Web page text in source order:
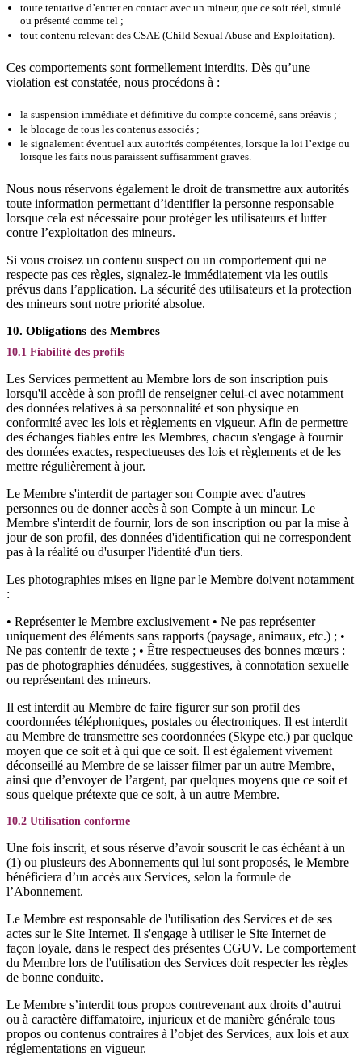
toute tentative d’entrer en contact avec un mineur, que ce soit réel, simulé
ou présenté comme tel ;
tout contenu relevant des CSAE (Child Sexual Abuse and Exploitation).
Ces comportements sont formellement interdits. Dès qu’une
violation est constatée, nous procédons à :
la suspension immédiate et définitive du compte concerné, sans préavis ;
le blocage de tous les contenus associés ;
le signalement éventuel aux autorités compétentes, lorsque la loi l’exige ou
lorsque les faits nous paraissent suffisamment graves.
Nous nous réservons également le droit de transmettre aux autorités
toute information permettant d’identifier la personne responsable
lorsque cela est nécessaire pour protéger les utilisateurs et lutter
contre l’exploitation des mineurs.
Si vous croisez un contenu suspect ou un comportement qui ne
respecte pas ces règles, signalez-le immédiatement via les outils
prévus dans l’application. La sécurité des utilisateurs et la protection
des mineurs sont notre priorité absolue.
10. Obligations des Membres
10.1 Fiabilité des profils
Les Services permettent au Membre lors de son inscription puis
lorsqu'il accède à son profil de renseigner celui-ci avec notamment
des données relatives à sa personnalité et son physique en
conformité avec les lois et règlements en vigueur. Afin de permettre
des échanges fiables entre les Membres, chacun s'engage à fournir
des données exactes, respectueuses des lois et règlements et de les
mettre régulièrement à jour.
Le Membre s'interdit de partager son Compte avec d'autres
personnes ou de donner accès à son Compte à un mineur. Le
Membre s'interdit de fournir, lors de son inscription ou par la mise à
jour de son profil, des données d'identification qui ne correspondent
pas à la réalité ou d'usurper l'identité d'un tiers.
Les photographies mises en ligne par le Membre doivent notamment
:
• Représenter le Membre exclusivement • Ne pas représenter
uniquement des éléments sans rapports (paysage, animaux, etc.) ; •
Ne pas contenir de texte ; • Être respectueuses des bonnes mœurs :
pas de photographies dénudées, suggestives, à connotation sexuelle
ou représentant des mineurs.
Il est interdit au Membre de faire figurer sur son profil des
coordonnées téléphoniques, postales ou électroniques. Il est interdit
au Membre de transmettre ses coordonnées (Skype etc.) par quelque
moyen que ce soit et à qui que ce soit. Il est également vivement
déconseillé au Membre de se laisser filmer par un autre Membre,
ainsi que d’envoyer de l’argent, par quelques moyens que ce soit et
sous quelque prétexte que ce soit, à un autre Membre.
10.2 Utilisation conforme
Une fois inscrit, et sous réserve d’avoir souscrit le cas échéant à un
(1) ou plusieurs des Abonnements qui lui sont proposés, le Membre
bénéficiera d’un accès aux Services, selon la formule de
l’Abonnement.
Le Membre est responsable de l'utilisation des Services et de ses
actes sur le Site Internet. Il s'engage à utiliser le Site Internet de
façon loyale, dans le respect des présentes CGUV. Le comportement
du Membre lors de l'utilisation des Services doit respecter les règles
de bonne conduite.
Le Membre s’interdit tous propos contrevenant aux droits d’autrui
ou à caractère diffamatoire, injurieux et de manière générale tous
propos ou contenus contraires à l’objet des Services, aux lois et aux
réglementations en vigueur.